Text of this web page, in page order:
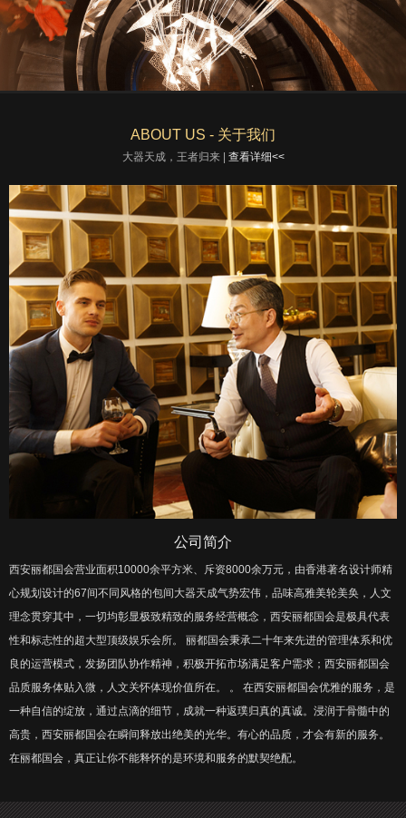
ABOUT US - 关于我们
大器天成，王者归来 | 查看详细<<
公司简介
西安丽都国会营业面积10000余平方米、斥资8000余万元，由香港著名设计师精
心规划设计的67间不同风格的包间大器天成气势宏伟，品味高雅美轮美奂，人文
理念贯穿其中，一切均彰显极致精致的服务经营概念，西安丽都国会是极具代表
性和标志性的超大型顶级娱乐会所。 丽都国会秉承二十年来先进的管理体系和优
良的运营模式，发扬团队协作精神，积极开拓市场满足客户需求；西安丽都国会
品质服务体贴入微，人文关怀体现价值所在。 。 在西安丽都国会优雅的服务，是
一种自信的绽放，通过点滴的细节，成就一种返璞归真的真诚。浸润于骨髓中的
高贵，西安丽都国会在瞬间释放出绝美的光华。有心的品质，才会有新的服务。
在丽都国会，真正让你不能释怀的是环境和服务的默契绝配。